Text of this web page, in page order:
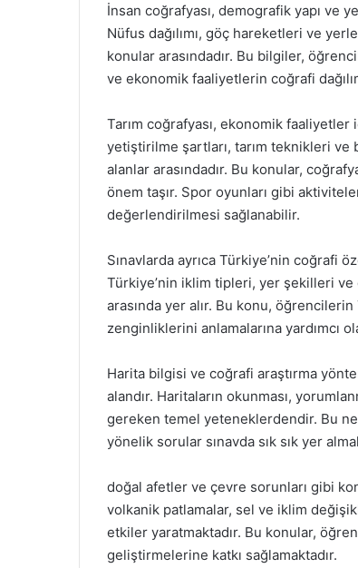
İnsan coğrafyası, demografik yapı ve
Nüfus dağılımı, göç hareketleri ve
konular arasındadır. Bu bilgiler,
ve ekonomik faaliyetlerin coğrafi
Tarım coğrafyası, ekonomik
yetiştirilme şartları, tarım teknikleri
alanlar arasındadır. Bu konular,
önem taşır. Spor oyunları gibi
değerlendirilmesi sağlanabilir.
Sınavlarda ayrıca Türkiye’nin coğrafi
Türkiye’nin iklim tipleri, yer şekilleri
arasında yer alır. Bu konu,
zenginliklerini anlamalarına yardımcı
Harita bilgisi ve coğrafi araştırma
alandır. Haritaların okunması,
gereken temel yeteneklerdendir. Bu
yönelik sorular sınavda sık sık yer
doğal afetler ve çevre sorunları gibi
volkanik patlamalar, sel ve iklim
etkiler yaratmaktadır. Bu konular,
geliştirmelerine katkı sağlamaktadır.